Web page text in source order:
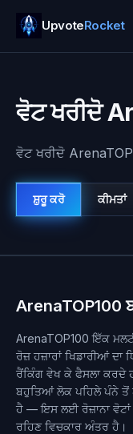
UpvoteRocket
ਵੋਟ ਖਰੀਦੋ
ਵੋਟ ਖਰੀਦੋ
ਸ਼ੁਰੂ ਕਰੋ ਕੀਮਤਾਂ
ArenaTOP100
ArenaTOP100 ਇੱਕ
ਰੋਜ਼ ਹਜ਼ਾਰਾਂ ਖਿਡਾਰੀਆਂ
ਰੈਂਕਿੰਗ ਵੇਖ ਕੇ ਫੈਸਲਾ ਕਰਦੇ
ਬਹੁਤਿਆਂ ਲੋਕ ਪਹਿਲੇ ਪੰਨੇ ਤੋਂ
ਹੈ — ਇਸ ਲਈ ਰੋਜ਼ਾਨਾ ਵੋਟਾਂ
ਰਹਿਣ ਵਿਚਕਾਰ ਅੰਤਰ ਹੈ।